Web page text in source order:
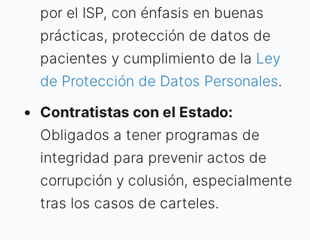
por el ISP, con énfasis en buenas
prácticas, protección de datos de
pacientes y cumplimiento de la Ley
de Protección de Datos Personales.
Contratistas con el Estado:
Obligados a tener programas de
integridad para prevenir actos de
corrupción y colusión, especialmente
tras los casos de carteles.